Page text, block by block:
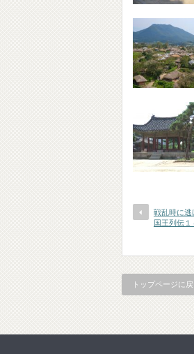
戦乱時に逃
国王列伝１
トップページに